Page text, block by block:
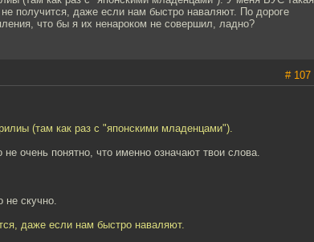
не получится, даже если нам быстро наваляют. По дороге
что бы я их ненароком не совершил, ладно?
# 107
(там как раз с "японскими младенцами").
очень понятно, что именно означают твои слова.
не скучно.
даже если нам быстро наваляют.